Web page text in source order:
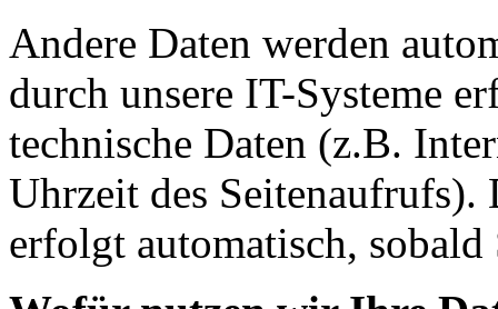
Andere Daten werden
durch unsere IT-Systeme
technische Daten (z.B.
Uhrzeit des Seitenaufrufs).
erfolgt automatisch, sobald